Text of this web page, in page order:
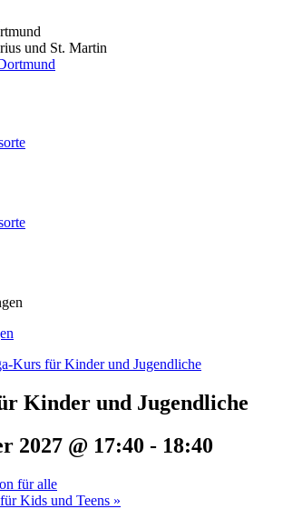
und St. Martin
Kurs für Kinder und Jugendliche
Kinder und Jugendliche
2027 @ 17:40 - 18:40
für alle
Kids und Teens »